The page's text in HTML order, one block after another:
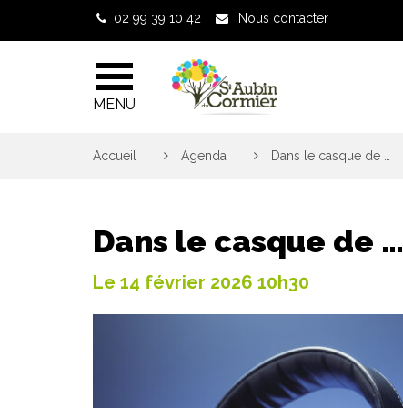
02 99 39 10 42 Nous contacter
MENU
Accueil Agenda Dans le casque de …
Dans le casque de …
Le 14 février 2026 10h30